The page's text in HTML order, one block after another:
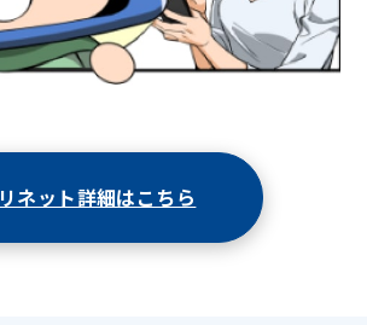
リネット詳細はこちら